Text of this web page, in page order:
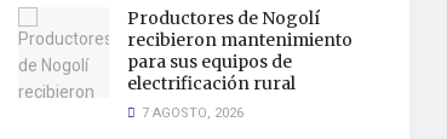
Productores de Nogolí
recibieron mantenimiento
para sus equipos de
electrificación rural
7 AGOSTO, 2026